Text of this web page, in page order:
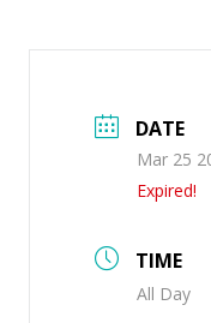
DATE
Mar 25
Expired!
TIME
All Day